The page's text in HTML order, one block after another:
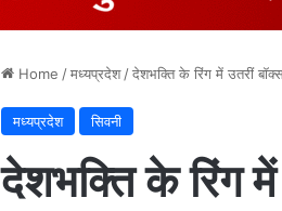
Home /मध्यप्रदेश /देशभक्ति के रिंग में उतरीं
मध्यप्रदेश सिवनी
देशभक्ति के रिंग